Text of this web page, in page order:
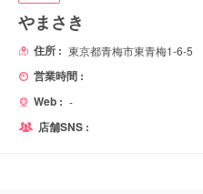
やまさき
住所 : 東京都青梅市東青梅1-6-5
営業時間 :
Web : -
店舗SNS :